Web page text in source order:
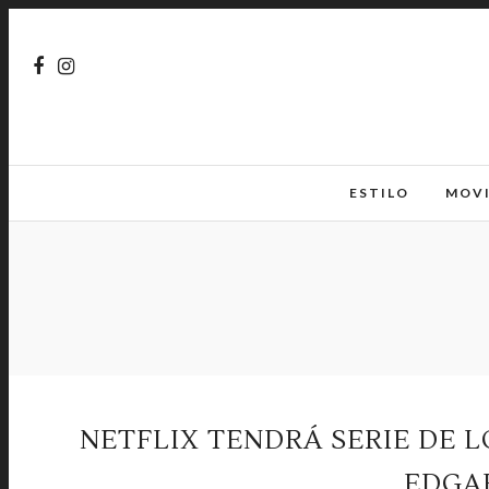
ESTILO
NETFLIX TENDRÁ SERIE DE